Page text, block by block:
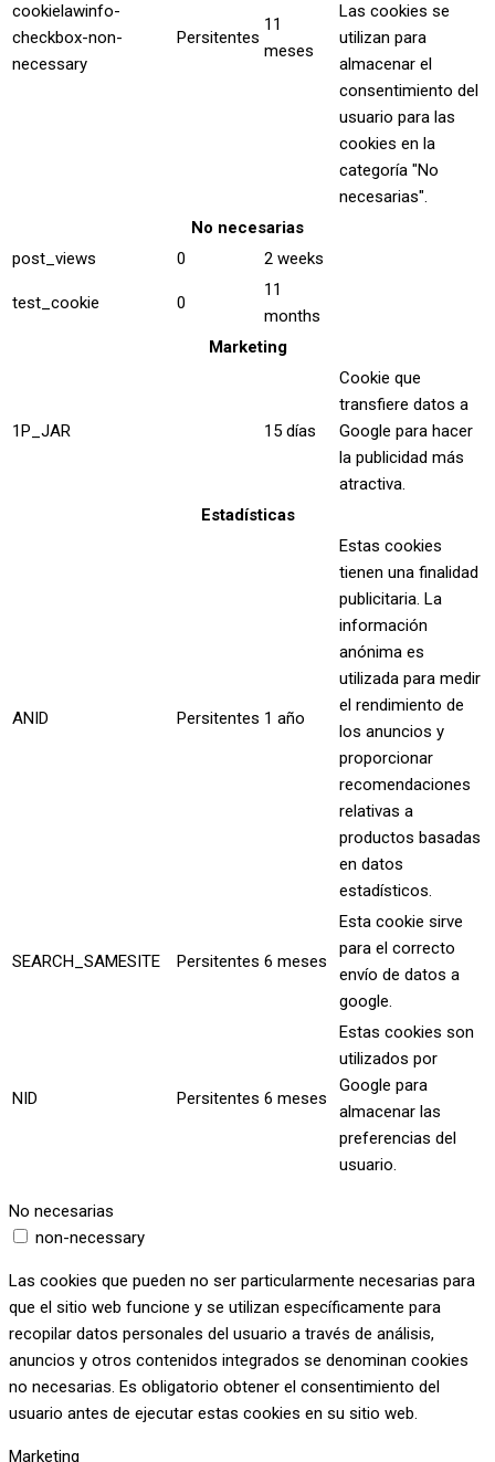
cookielawinfo-
checkbox-non-
necessary
Persitentes
11
meses
Las cookies se
utilizan para
almacenar el
consentimiento del
usuario para las
cookies en la
categoría "No
necesarias".
No necesarias
post_views
0 2 weeks
test_cookie 0
11
months
Marketing
1P_JAR 15 días
Cookie que
transfiere datos a
Google para hacer
la publicidad más
atractiva.
Estadísticas
ANID Persitentes 1 año
Estas cookies
tienen una finalidad
publicitaria. La
información
anónima es
utilizada para medir
el rendimiento de
los anuncios y
proporcionar
recomendaciones
relativas a
productos basadas
en datos
estadísticos.
SEARCH_SAMESITE Persitentes 6 meses
Esta cookie sirve
para el correcto
envío de datos a
google.
NID Persitentes 6 meses
Estas cookies son
utilizados por
Google para
almacenar las
preferencias del
usuario.
No necesarias
non-necessary
Las cookies que pueden no ser particularmente necesarias para
que el sitio web funcione y se utilizan específicamente para
recopilar datos personales del usuario a través de análisis,
anuncios y otros contenidos integrados se denominan cookies
no necesarias. Es obligatorio obtener el consentimiento del
usuario antes de ejecutar estas cookies en su sitio web.
Marketing